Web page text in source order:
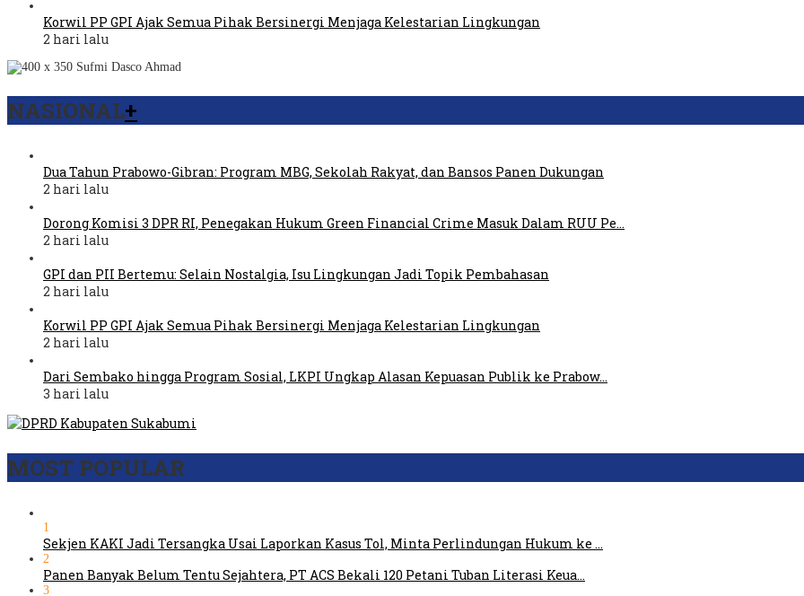
Korwil PP GPI Ajak Semua Pihak Bersinergi Menjaga Kelestarian Lingkungan
2 hari lalu
NASIONAL+
Dua Tahun Prabowo-Gibran: Program MBG, Sekolah Rakyat, dan Bansos Panen Dukungan
2 hari lalu
Dorong Komisi 3 DPR RI, Penegakan Hukum Green Financial Crime Masuk Dalam RUU Pe…
2 hari lalu
GPI dan PII Bertemu: Selain Nostalgia, Isu Lingkungan Jadi Topik Pembahasan
2 hari lalu
Korwil PP GPI Ajak Semua Pihak Bersinergi Menjaga Kelestarian Lingkungan
2 hari lalu
Dari Sembako hingga Program Sosial, LKPI Ungkap Alasan Kepuasan Publik ke Prabow…
3 hari lalu
MOST POPULAR
1
Sekjen KAKI Jadi Tersangka Usai Laporkan Kasus Tol, Minta Perlindungan Hukum ke …
2
Panen Banyak Belum Tentu Sejahtera, PT ACS Bekali 120 Petani Tuban Literasi Keua…
3